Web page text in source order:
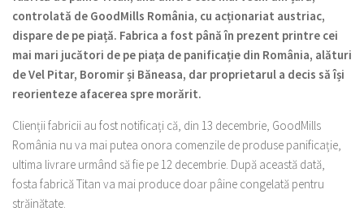
controlată de GoodMills România, cu acționariat austriac,
dispare de pe piață. Fabrica a fost până în prezent printre cei
mai mari jucători de pe piața de panificație din România, alături
de Vel Pitar, Boromir și Băneasa, dar proprietarul a decis să își
reorienteze afacerea spre morărit.
Clienții fabricii au fost notificați că, din 13 decembrie, GoodMills
România nu va mai putea onora comenzile de produse panificație,
ultima livrare urmând să fie pe 12 decembrie. După această dată,
fosta fabrică Titan va mai produce doar pâine congelată pentru
străinătate.